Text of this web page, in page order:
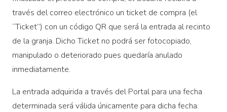
través del correo electrónico un ticket de compra (el
“Ticket”) con un código QR que será la entrada al recinto
de la granja. Dicho Ticket no podrá ser fotocopiado,
manipulado o deteriorado pues quedaría anulado
inmediatamente.
La entrada adquirida a través del Portal para una fecha
determinada será válida únicamente para dicha fecha.